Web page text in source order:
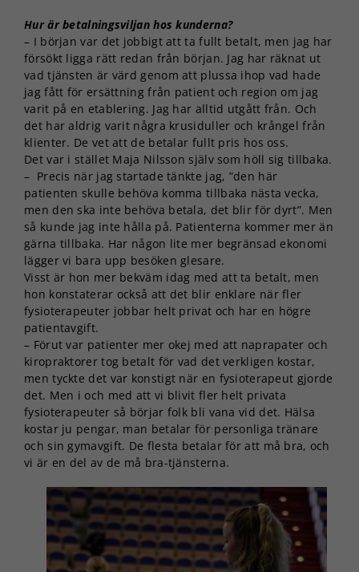
Hur är betalningsviljan hos kunderna?
– I början var det jobbigt att ta fullt betalt, men jag har
försökt ligga rätt redan från början. Jag har räknat ut
vad tjänsten är värd genom att plussa ihop vad hade
jag fått för ersättning från patient och region om jag
varit på en etablering. Jag har alltid utgått från. Och
det har aldrig varit några krusiduller och krångel från
klienter. De vet att de betalar fullt pris hos oss.
Det var i stället Maja Nilsson själv som höll sig tillbaka.
– Precis när jag startade tänkte jag, ”den här
patienten skulle behöva komma tillbaka nästa vecka,
men den ska inte behöva betala, det blir för dyrt”. Men
så kunde jag inte hålla på. Patienterna kommer mer än
gärna tillbaka. Har någon lite mer begränsad ekonomi
lägger vi bara upp besöken glesare.
Visst är hon mer bekväm idag med att ta betalt, men
hon konstaterar också att det blir enklare när fler
fysioterapeuter jobbar helt privat och har en högre
patientavgift.
– Förut var patienter mer okej med att naprapater och
kiropraktorer tog betalt för vad det verkligen kostar,
men tyckte det var konstigt när en fysioterapeut gjorde
det. Men i och med att vi blivit fler helt privata
fysioterapeuter så börjar folk bli vana vid det. Hälsa
kostar ju pengar, man betalar för personliga tränare
och sin gymavgift. De flesta betalar för att må bra, och
vi är en del av de må bra-tjänsterna.